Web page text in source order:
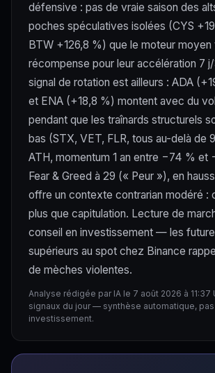
défensive : pas de vraie saison des
poches spéculatives isolées (CYS
BTW +126,8 %) que le moteur moyen
récompense pour leur accélération 7
signal de rotation est ailleurs : ADA
et ENA (+18,8 %) montent avec du
pendant que les traînards structurels
bas (STX, VET, FLR, tous au-delà de
ATH, momentum 1 an entre −74 % et
Fear & Greed à 29 (« Peur »), en
offre un contexte contrarian modéré :
plus que capitulation. Lecture de
conseil en investissement — les
supérieurs au spot chez Binance
de mèches violentes.
Analyse rédigée par IA le 7 août 2026 à 11:37
signaux du jour — synthèse automatique,
investissement.